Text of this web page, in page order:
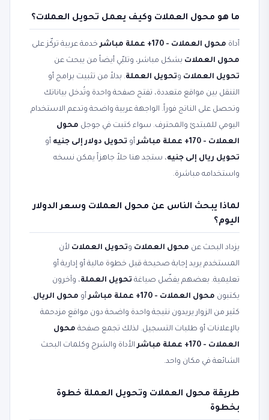
ما هو محول العملات وكيف يعمل تحويل العملات؟
أداة محول العملات - 170+ عملة مباشر
خدمة عربية تركّز على
محول العملات بشكل مباشر، وتلبّي أيضاً من يبحث عن
تحويل العملات وتحويل العملة. بدلاً من تثبيت برامج أو
التنقل بين مواقع متعددة، تفتح صفحة واحدة وتُدخل بياناتك
وتحصل على الناتج فوراً. الواجهة عربية واضحة وتدعم الاستخدام
اليومي للمبتدئ والمحترف. سواء كتبت في جوجل محول
العملات - 170+ عملة مباشر
أو تحويل دولار إلى جنيه أو
تحويل ريال إلى جنيه، ستجد هنا حلاً جاهزاً يمكن نسخه
واستخدامه مباشرة.
لماذا يبحث الناس عن محول العملات وسعر الدولار
اليوم؟
يزداد البحث عن محول العملات وتحويل العملات لأن
المستخدم يريد إجابة صحيحة قبل خطوة مالية أو إدارية أو
تعليمية. بعضهم يفضّل صياغة تحويل العملة، وآخرون
يكتبون محول العملات - 170+ عملة مباشر أو محول الريال.
كثير من الزوار يريدون نتيجة واحدة واضحة دون مواقع مزدحمة
بالإعلانات أو طلبات التسجيل. لذلك تجمع صفحة محول
العملات - 170+ عملة مباشر
الأداة والشرح وكلمات البحث
الشائعة في مكان واحد.
طريقة محول العملات وتحويل العملة خطوة
بخطوة